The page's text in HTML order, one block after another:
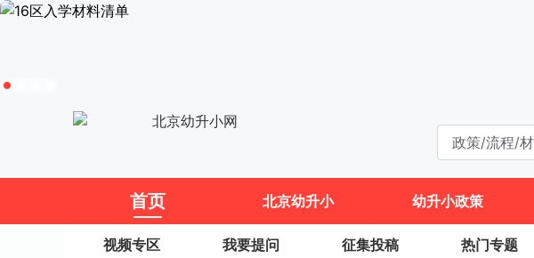
首页 北京幼升小 幼升小政策
视频专区 我要提问 征集投稿 热门专题